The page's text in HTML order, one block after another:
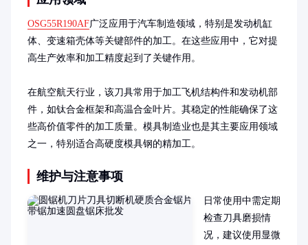
OSG55R190AF广泛应用于汽车制造领域，特别是发动机缸
体、变速箱壳体等关键部件的加工。在这些应用中，它对提
高生产效率和加工精度起到了关键作用。
在航空航天行业，该刀具常用于加工飞机结构件和发动机部
件，如钛合金框架和高温合金叶片。其稳定的性能确保了这
些高价值零件的加工质量。模具制造业也是其主要应用领域
之一，特别适合高硬度模具钢的精加工。
维护与注意事项
日常使用中需定期
检查刀具磨损情
况，建议使用显微